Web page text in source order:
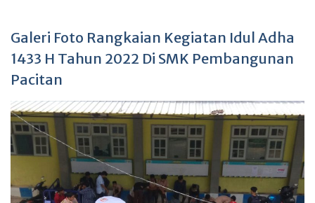
Galeri Foto Rangkaian Kegiatan Idul Adha
1433 H Tahun 2022 Di SMK Pembangunan
Pacitan